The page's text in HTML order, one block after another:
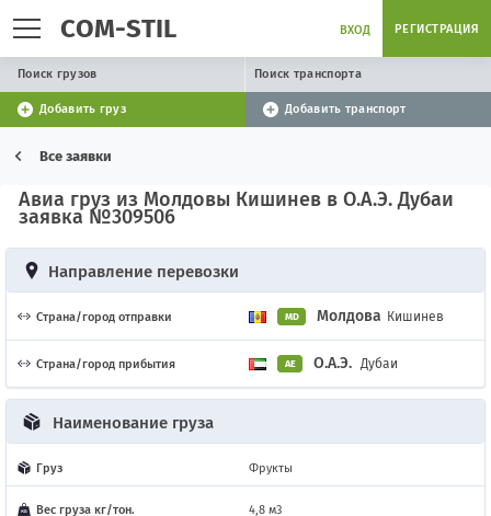
COM-STIL ВХОД РЕГИСТРАЦИЯ
Поиск грузов Поиск транспорта
Добавить груз Добавить транспорт
Все заявки
Авиа груз из Молдовы Кишинев в О.А.Э. Дубаи
заявка №309506
Направление перевозки
Страна/город отправки MD Молдова Кишинев
Страна/город прибытия AE О.А.Э. Дубаи
Наименование груза
Груз Фрукты
Вес груза кг/тон. 4,8 м3